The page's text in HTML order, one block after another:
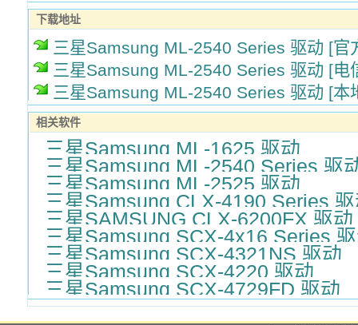
下载地址
三星Samsung ML-2540 Series 驱动 [官
三星Samsung ML-2540 Series 驱动 [电
三星Samsung ML-2540 Series 驱动 [本
相关软件
三星Samsung ML-1625 驱动
三星Samsung ML-2540 Series 驱
三星Samsung ML-2525 驱动
三星Samsung CLX-4190 Series
三星SAMSUNG CLX-6200FX 驱动
三星Samsung SCX-4x16 Series
三星Samsung SCX-4321NS 驱动
三星Samsung SCX-4220 驱动
三星Samsung SCX-4729FD 驱动